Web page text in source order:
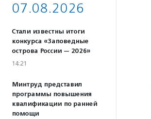
07.08.2026
Стали известны итоги
конкурса «Заповедные
острова России — 2026»
14:21
Минтруд представил
программы повышения
квалификации по ранней
помощи